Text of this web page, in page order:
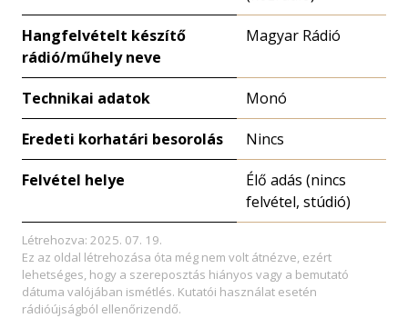
Hangfelvételt készítő
rádió/műhely neve
Magyar Rádió
Technikai adatok Monó
Eredeti korhatári besorolás Nincs
Felvétel helye
Élő adás (nincs
felvétel, stúdió)
Létrehozva: 2025. 07. 19.
Ez az oldal létrehozása óta még nem volt átnézve, ezért
lehetséges, hogy a szereposztás hiányos vagy a bemutató
dátuma valójában ismétlés. Kutatói használat esetén
rádióújságból ellenőrizendő.